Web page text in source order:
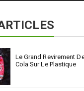
Le Grand Revirement
Cola Sur Le Plastique